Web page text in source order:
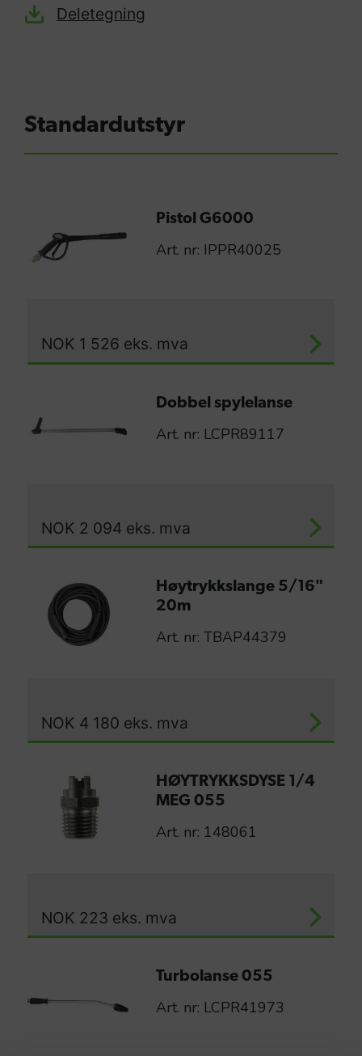
Deletegning
Standardutstyr
Pistol G6000
Art. nr: IPPR40025
NOK 1 526 eks. mva
Dobbel spylelanse
Art. nr: LCPR89117
NOK 2 094 eks. mva
Høytrykkslange 5/16"
20m
Art. nr: TBAP44379
NOK 4 180 eks. mva
HØYTRYKKSDYSE 1/4
MEG 055
Art. nr: 148061
NOK 223 eks. mva
Turbolanse 055
Art. nr: LCPR41973